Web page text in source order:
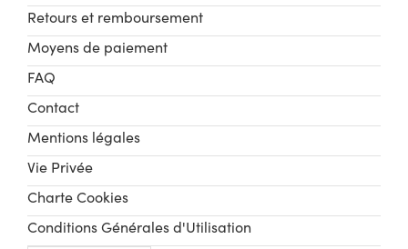
Retours et remboursement
Moyens de paiement
FAQ
Contact
Mentions légales
Vie Privée
Charte Cookies
Conditions Générales d'Utilisation